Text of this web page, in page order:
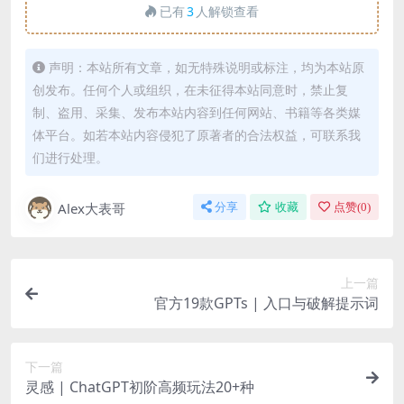
已有3 人解锁查看
声明：本站所有文章，如无特殊说明或标注，均为本站原
创发布。任何个人或组织，在未征得本站同意时，禁止复
制、盗用、采集、发布本站内容到任何网站、书籍等各类媒
体平台。如若本站内容侵犯了原著者的合法权益，可联系我
们进行处理。
Alex大表哥 分享 收藏 点赞(0)
上一篇
官方19款GPTs | 入口与破解提示词
下一篇
灵感 | ChatGPT初阶高频玩法20+种